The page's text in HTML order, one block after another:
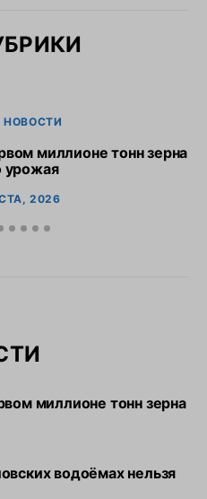
НОВОСТИ
миллионе тонн зерна
урожая
2026
миллионе тонн зерна
водоёмах нельзя